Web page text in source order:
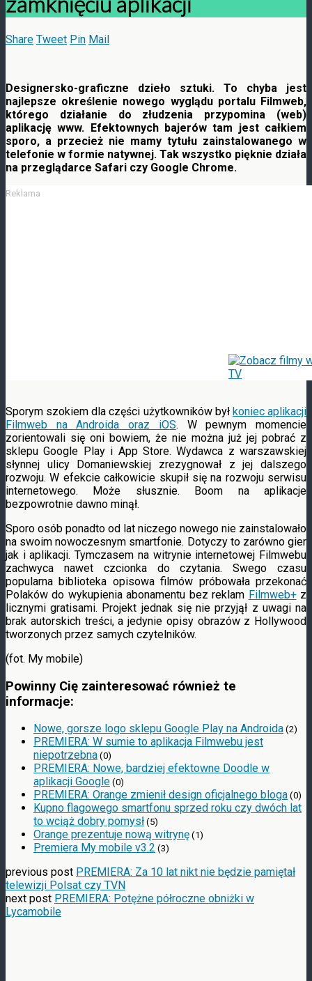
Share Tweet Pin Mail
Designersko-graficzne dzieło sztuki. To chyba jest
najlepsze określenie nowego wyglądu portalu Filmweb,
którego działanie do złudzenia przypomina (web)
aplikację www. Efektownych bajerów tam jest całkiem
sporo, a przecież nie mamy tytułu zainstalowanego w
telefonie w formie natywnej. Tak wszystko pięknie działa
na przeglądarce Safari czy Google Chrome.
Reklama
Sporym szokiem dla części użytkowników był koniec aplikacji
Filmweb na Androida oraz iOS. W pewnym momencie
zorientowali się oni bowiem, że nie można już jej pobrać z
sklepu Google Play i App Store. Wydawca z warszawskiej
słynnej ulicy Domaniewskiej zrezygnował z jej dalszego
rozwoju. W efekcie całkowicie skupił się na rozwoju serwisu
internetowego. Może słusznie. Boom na aplikacje
bezpowrotnie dawno minął.
Sporo osób ponadto od lat niczego nowego nie zainstalowało
na swoim nowoczesnym smartfonie. Dotyczy to zarówno gier
jak i aplikacji. Tymczasem na witrynie internetowej Filmwebu
zachwyca nawet czcionka do czytania. Swego czasu
popularna biblioteka opisowa filmów próbowała przekonać
Polaków do wykupienia abonamentu bez reklam Filmweb+z
licznymi gratisami. Projekt jednak się nie przyjął z uwagi na
brak autorskich treści, a jedynie opisy obrazów z Hollywood
tworzonych przez samych czytelników.
(fot. My mobile)
Powinny Cię zainteresować również te
informacje:
Nowe, gorsze logo sklepu Google Play na Androida (2)
PREMIERA: W sumie to aplikacja Filmwebu jest
niepotrzebna (0)
PREMIERA: Nowe, bardziej efektowne Doodle w
aplikacji Google (0)
PREMIERA: Orange zmienił design oficjalnego bloga (0)
Kupno flagowego smartfonu sprzed roku czy dwóch lat
to wciąż dobry pomysł (5)
Orange prezentuje nową witrynę (1)
Premiera My mobile v3.2 (3)
previous post PREMIERA: Za 10 lat nikt nie będzie pamiętał
telewizji Polsat czy TVN
next post PREMIERA: Potężne półroczne obniżki w
Lycamobile